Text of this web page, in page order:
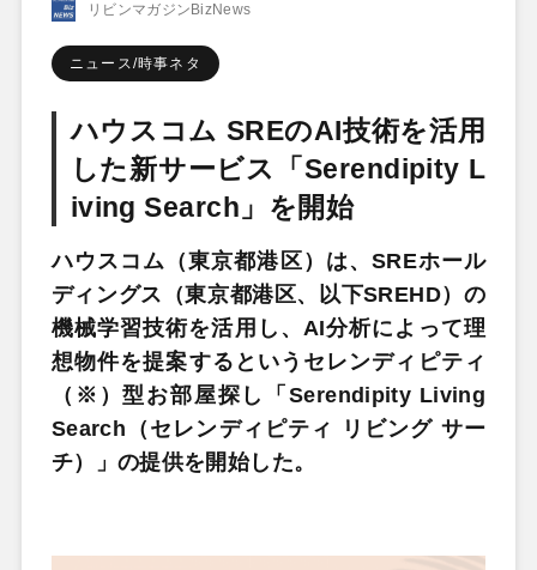
リビンマガジンBizNews
ニュース/時事ネタ
ハウスコム SREのAI技術を活用
した新サービス「Serendipity L
iving Search」を開始
ハウスコム（東京都港区）は、SREホール
ディングス（東京都港区、以下SREHD）の
機械学習技術を活用し、AI分析によって理
想物件を提案するというセレンディピティ
（※）型お部屋探し「Serendipity Living
Search（セレンディピティ リビング サー
チ）」の提供を開始した。